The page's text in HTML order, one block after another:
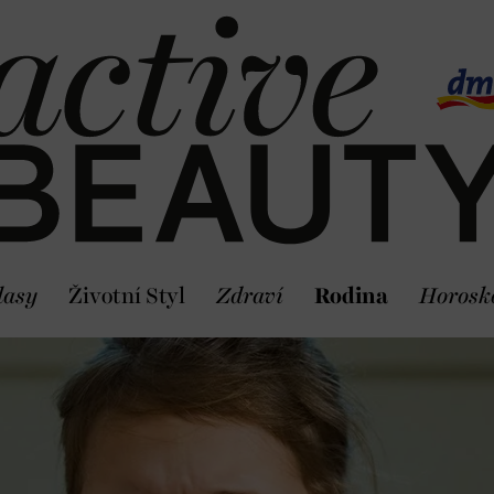
Životní Styl Zdraví Rodina